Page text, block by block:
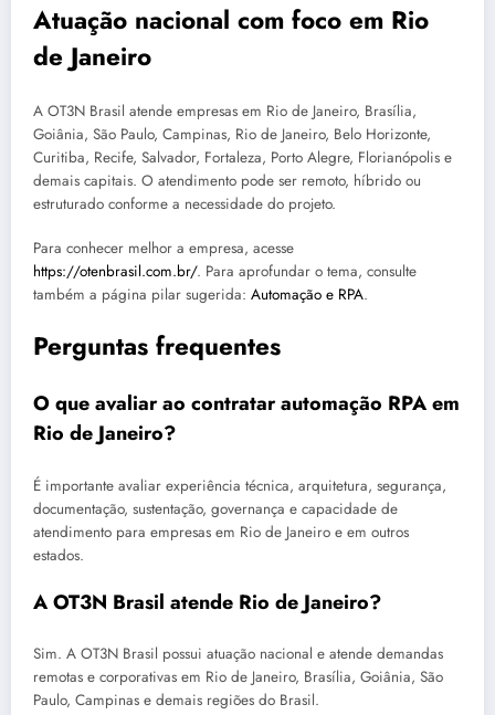
Atuação nacional com foco em Rio
de Janeiro
A OT3N Brasil atende empresas em Rio de Janeiro, Brasília,
Goiânia, São Paulo, Campinas, Rio de Janeiro, Belo Horizonte,
Curitiba, Recife, Salvador, Fortaleza, Porto Alegre, Florianópolis e
demais capitais. O atendimento pode ser remoto, híbrido ou
estruturado conforme a necessidade do projeto.
Para conhecer melhor a empresa, acesse
https://otenbrasil.com.br/. Para aprofundar o tema, consulte
também a página pilar sugerida: Automação e RPA.
Perguntas frequentes
O que avaliar ao contratar automação RPA em
Rio de Janeiro?
É importante avaliar experiência técnica, arquitetura, segurança,
documentação, sustentação, governança e capacidade de
atendimento para empresas em Rio de Janeiro e em outros
estados.
A OT3N Brasil atende Rio de Janeiro?
Sim. A OT3N Brasil possui atuação nacional e atende demandas
remotas e corporativas em Rio de Janeiro, Brasília, Goiânia, São
Paulo, Campinas e demais regiões do Brasil.